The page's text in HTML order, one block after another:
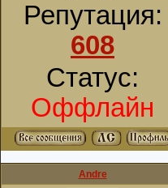
Репутация:
608
Статус:
Оффлайн
Andre